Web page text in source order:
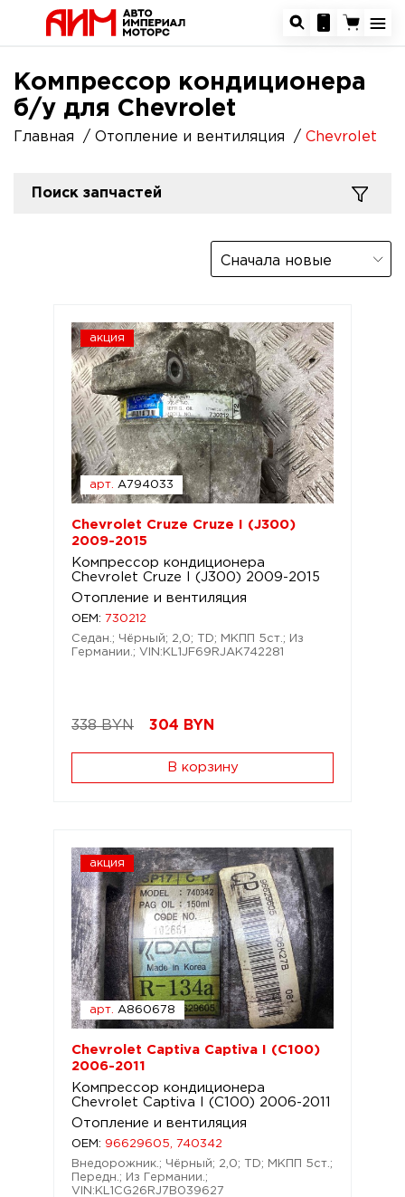
Компрессор кондиционера
б/у для Chevrolet
Главная Отопление и вентиляция Chevrolet
Поиск запчастей
Сначала новые
акция
арт. A794033
Chevrolet Cruze Cruze I (J300)
2009-2015
Компрессор кондиционера
Chevrolet Cruze I (J300) 2009-2015
Отопление и вентиляция
OEM:
730212
Седан.; Чёрный; 2,0; TD; МКПП 5ст.; Из
Германии.; VIN:KL1JF69RJAK742281
338 BYN 304 BYN
В корзину
акция
арт. A860678
Chevrolet Captiva Captiva I (C100)
2006-2011
Компрессор кондиционера
Chevrolet Captiva I (C100) 2006-2011
Отопление и вентиляция
OEM: 96629605, 740342
Внедорожник.; Чёрный; 2,0; TD; МКПП 5ст.;
Передн.; Из Германии.;
VIN:KL1CG26RJ7B039627